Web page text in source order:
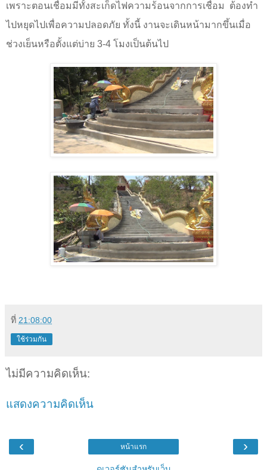
เพราะตอนเชื่อมมีทั้งสะเก็ดไฟความร้อนจากการเชื่อม
ต้องทำ
ไปหยุดไปเพื่อความปลอดภัย ทั้งนี้ งานจะเดินหน้ามากขึ้นเมื่อ
ช่วงเย็นหรือตั้งแต่บ่าย 3-4 โมงเป็นต้นไป
ที่ 21:08:00
ใช้ร่วมกัน
ไม่มีความคิดเห็น:
แสดงความคิดเห็น
‹ ›
หน้าแรก